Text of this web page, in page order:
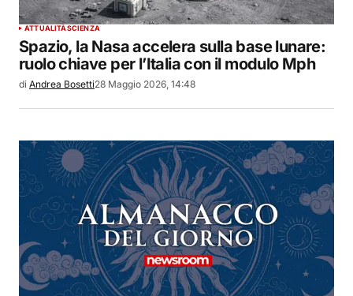
ATTUALITÀSCIENZA
Spazio, la Nasa accelera sulla base lunare:
ruolo chiave per l’Italia con il modulo Mph
di Andrea Bosetti28 Maggio 2026, 14:48